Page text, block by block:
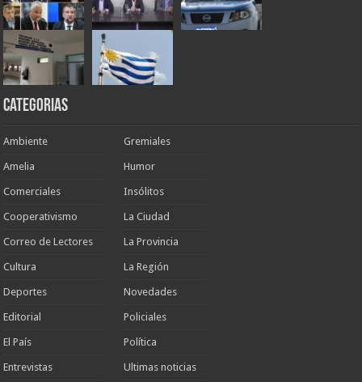
Categorias
Ambiente
Amelia
Comerciales
Cooperativismo
Correo de Lectores
Cultura
Deportes
Editorial
El País
Entrevistas
Gremiales
Humor
Insólitos
La Ciudad
La Provincia
La Región
Novedades
Policiales
Política
Ultimas noticias